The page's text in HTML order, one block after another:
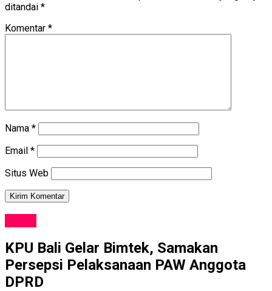
ditandai *
Komentar *
Nama *
Email *
Situs Web
KPU Bali Gelar Bimtek, Samakan
Persepsi Pelaksanaan PAW Anggota
DPRD